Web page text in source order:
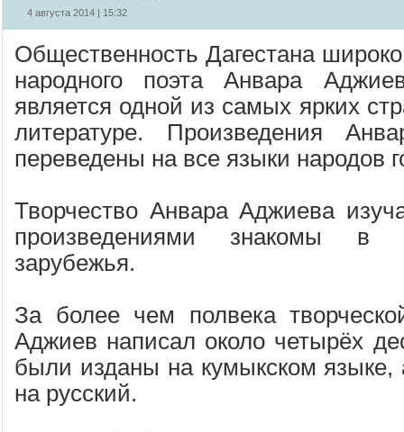
4 августа 2014 | 15:32
Общественность Дагестана
народного поэта Анвара
является одной из самых ярких
литературе. Произведения
переведены на все языки народов
Творчество Анвара Аджиева
произведениями знакомы в
зарубежья.
За более чем полвека
Аджиев написал около четырёх
были изданы на кумыкском языке,
на русский.